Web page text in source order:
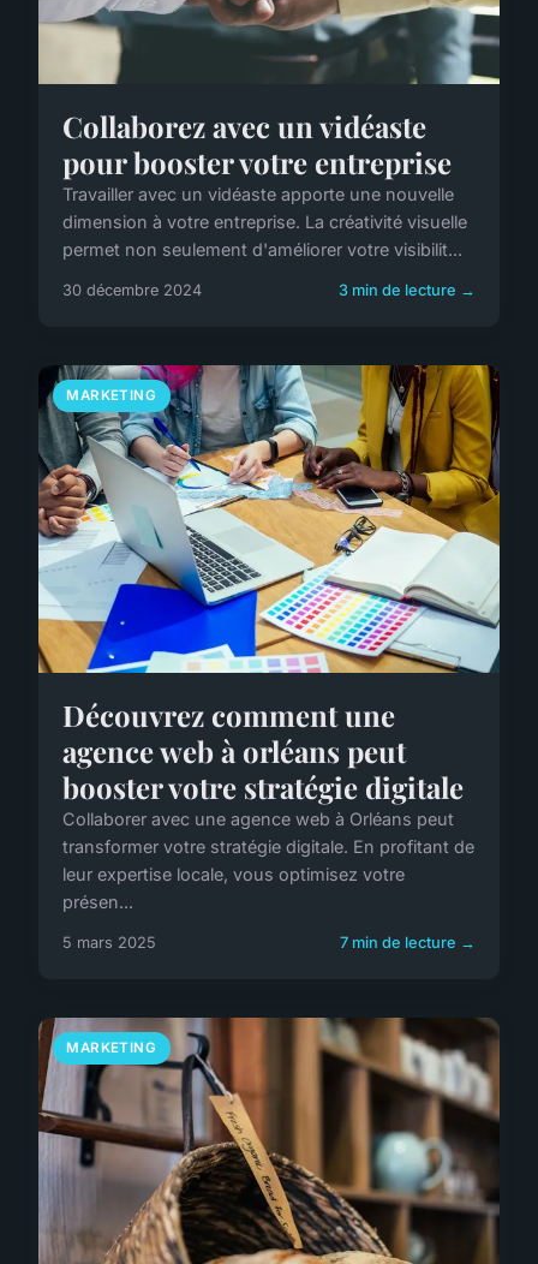
Collaborez avec un vidéaste
pour booster votre entreprise
Travailler avec un vidéaste apporte une nouvelle
dimension à votre entreprise. La créativité visuelle
permet non seulement d'améliorer votre visibilit...
30 décembre 2024 3 min de lecture →
MARKETING
Découvrez comment une
agence web à orléans peut
booster votre stratégie digitale
Collaborer avec une agence web à Orléans peut
transformer votre stratégie digitale. En profitant de
leur expertise locale, vous optimisez votre
présen...
5 mars 2025 7 min de lecture →
MARKETING